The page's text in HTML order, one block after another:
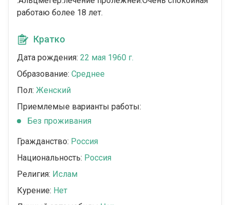
работаю более 18 лет.
Кратко
Дата рождения: 22 мая 1960 г.
Образование: Среднее
Пол: Женский
Приемлемые варианты работы:
Без проживания
Гражданство: Россия
Национальность: Россия
Религия: Ислам
Курение: Нет